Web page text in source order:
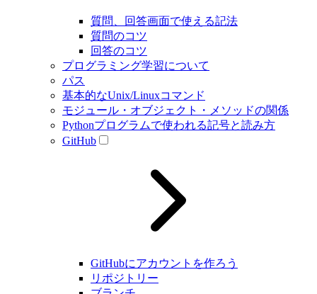
質問、回答画面で使える記法
質問のコツ
回答のコツ
プログラミング学習について
パス
基本的なUnix/Linuxコマンド
モジュール・オブジェクト・メソッドの関係
Pythonプログラムで使われる記号と読み方
GitHub
GitHubにアカウントを作ろう
リポジトリー